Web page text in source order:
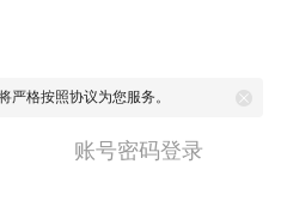
严格按照协议为您服务。
账号密码登录